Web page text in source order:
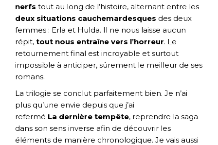
nerfs tout au long de l’histoire, alternant entre les
deux situations cauchemardesques des deux
femmes : Erla et Hulda. Il ne nous laisse aucun
répit,tout nous entraîne vers l’horreur. Le
retournement final est incroyable et surtout
impossible à anticiper, sûrement le meilleur de ses
romans.
La trilogie se conclut parfaitement bien. Je n’ai
plus qu’une envie depuis que j’ai
refermé La dernière tempête, reprendre la saga
dans son sens inverse afin de découvrir les
éléments de manière chronologique. Je vais aussi